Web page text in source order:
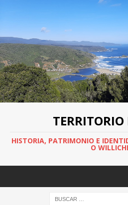
HISTORIA, PATRIMONIO E
O